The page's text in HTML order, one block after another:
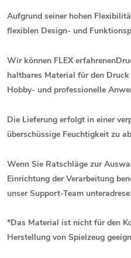
Aufgrund seiner hohen
flexiblen Design- und
Wir können FLEX erfahrenen
haltbares Material für den
Hobby- und professionelle
Die Lieferung erfolgt in einer
überschüssige Feuchtigkeit zu
Wenn Sie Ratschläge zur
Einrichtung der Verarbeitung
unser Support-Team unter
*Das Material ist nicht für den
Herstellung von Spielzeug